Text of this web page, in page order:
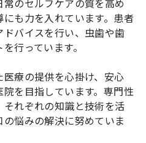
も力を入れています。患者
バイスを行い、虫歯や歯
行っています。
療の提供を心掛け、安心
を目指しています。専門性
れぞれの知識と技術を活
悩みの解決に努めていま